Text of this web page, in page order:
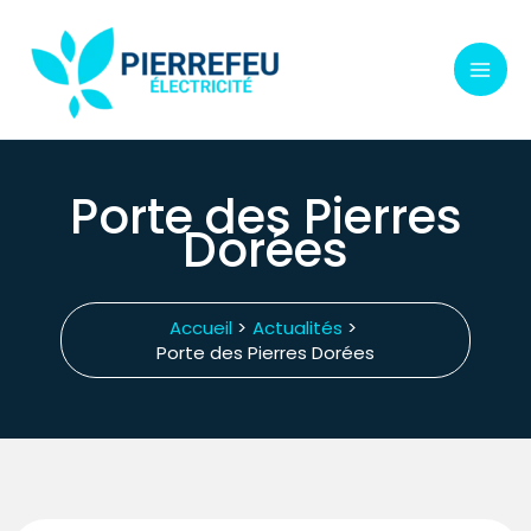
contenu
Porte des Pierres
Dorées
Accueil
Actualités
Porte des Pierres Dorées